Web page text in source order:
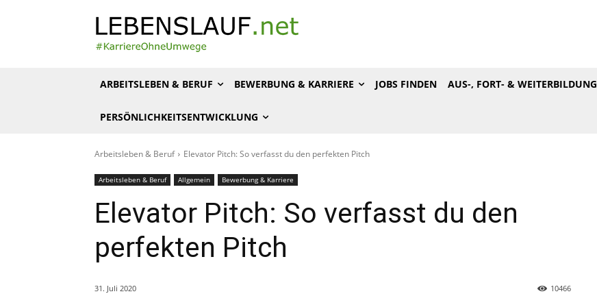
ARBEITSLEBEN & BERUF BEWERBUNG & KARRIERE JOBS FINDEN AUS-, FORT- & WEITERBILDUNG
PERSÖNLICHKEITSENTWICKLUNG
Arbeitsleben & Beruf Elevator Pitch: So verfasst du den perfekten Pitch
Arbeitsleben & Beruf Allgemein Bewerbung & Karriere
Elevator Pitch: So verfasst du den
perfekten Pitch
31. Juli 2020 10466